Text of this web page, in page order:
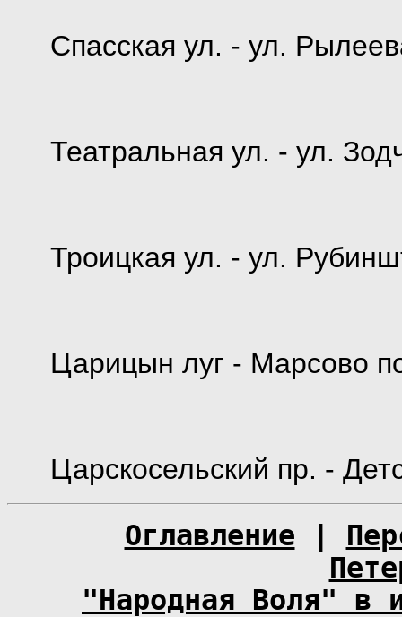
Спасская ул. - ул.
Театральная ул. - ул.
Троицкая ул. - ул.
Царицын луг - Марсово
Царскосельский пр. -
Оглавление
"Народная Воля" в